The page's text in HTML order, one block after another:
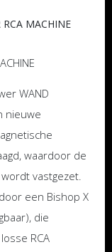
MACHINE
WAND
nieuwe
waardoor de
vastgezet.
een Bishop X
die
RCA